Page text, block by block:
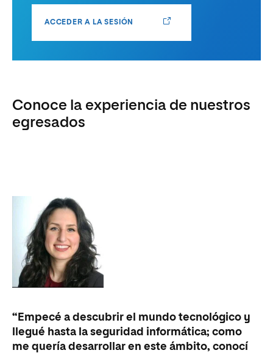
ACCEDER A LA SESIÓN
Conoce la experiencia de nuestros
egresados
“Empecé a descubrir el mundo tecnológico y
llegué hasta la seguridad informática; como
me quería desarrollar en este ámbito, conocí